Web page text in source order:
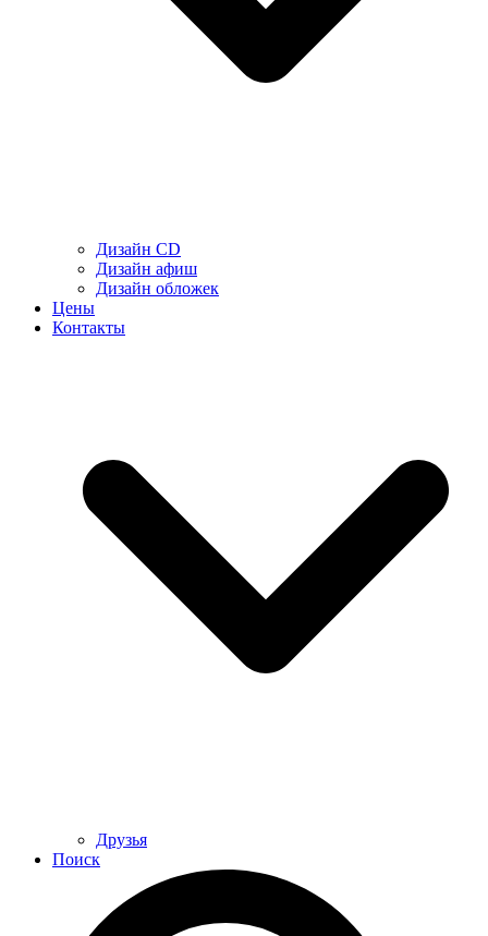
Дизайн CD
Дизайн афиш
Дизайн обложек
Цены
Контакты
Друзья
Поиск